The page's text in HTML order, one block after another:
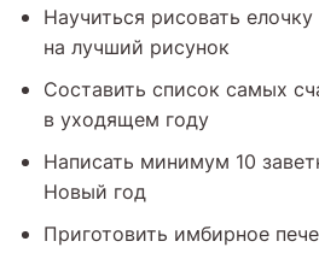
Научиться рисовать
на лучший рисунок
Составить список самых
в уходящем году
Написать минимум 10
Новый год
Приготовить имбирное